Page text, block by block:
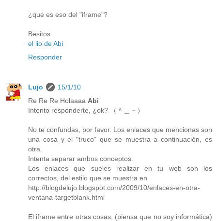
¿que es eso del "iframe"?
Besitos
el lio de Abi
Responder
Lujo
15/1/10
Re Re Re Holaaaa Abi
Intento responderte, ¿ok? （＾＿－）
No te confundas, por favor. Los enlaces que mencionas son
una cosa y el "truco" que se muestra a continuación, es
otra.
Intenta separar ambos conceptos.
Los enlaces que sueles realizar en tu web son los
correctos, del estilo que se muestra en
http://blogdelujo.blogspot.com/2009/10/enlaces-en-otra-
ventana-targetblank.html
El iframe entre otras cosas, (piensa que no soy informática)